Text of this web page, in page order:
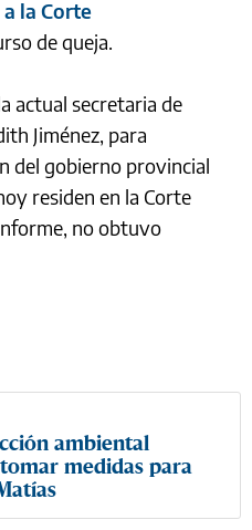
la Corte
de queja.
actual secretaria de
Jiménez, para
del gobierno provincial
residen en la Corte
no obtuvo
ambiental
medidas para